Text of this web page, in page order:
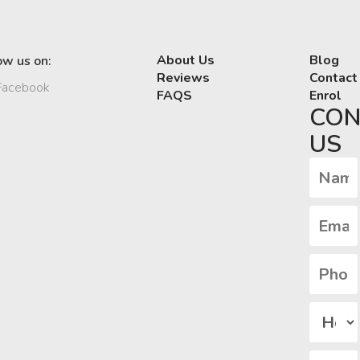
us on:
About Us
Reviews
FAQS
Blog
Contact
Enrol
US